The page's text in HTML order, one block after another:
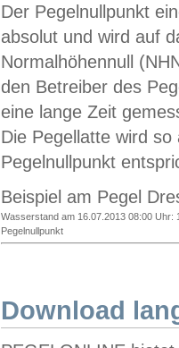
Der Pegelnullpunkt
absolut und wird auf
Normalhöhennull
den Betreiber des
eine lange Zeit
Die Pegellatte wird
Pegelnullpunkt
Beispiel am Pegel
Wasserstand am 16.07.2013 08:00 Uhr:
Pegelnullpunkt
Download